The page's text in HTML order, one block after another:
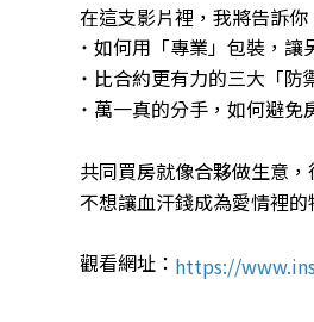
在這支影片裡，我將告訴你
˙ 如何用「專業」包裝，讓
˙ 比合約更有力的三大「防
˙ 萬一真的分手，如何避免
共同買房就像合夥做生意
不想讓血汗錢成為愛情裡
觀看網址： https://